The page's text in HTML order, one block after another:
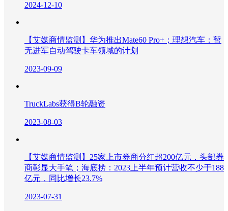
2024-12-10
【艾媒商情监测】华为推出Mate60 Pro+；理想汽车：暂
无进军自动驾驶卡车领域的计划
2023-09-09
TruckLabs获得B轮融资
2023-08-03
【艾媒商情监测】25家上市券商分红超200亿元，头部券
商彰显大手笔；海底捞：2023上半年预计营收不少于188
亿元，同比增长23.7%
2023-07-31